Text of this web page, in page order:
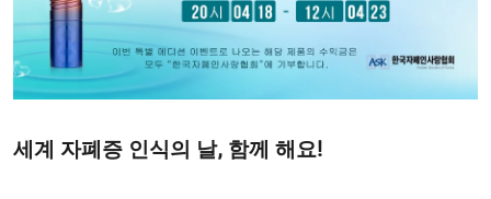
세계 자폐증 인식의 날, 함께 해요!